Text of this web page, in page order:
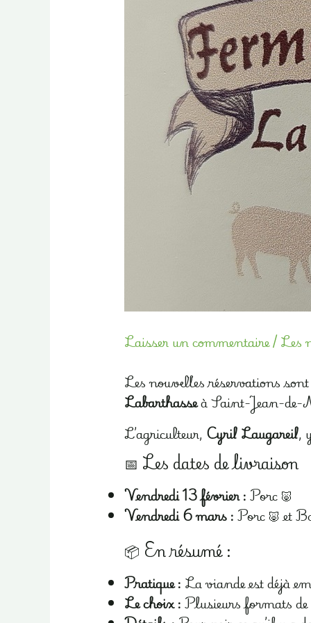
Laisser un commentaire/Les
Les nouvelles réservations
Labarthasseà Saint-Jean-de-
L’agriculteur, Cyril Laugareil,
📅 Les dates de livraison
Vendredi 13 février :Porc 🐷
Vendredi 6 mars :Porc 🐷 et
📦 En résumé :
Pratique : La viande est déjà
Le choix :Plusieurs formats